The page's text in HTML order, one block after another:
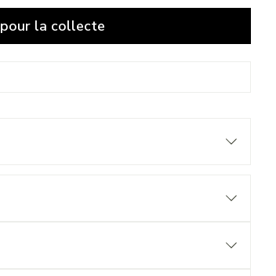
pour la collecte